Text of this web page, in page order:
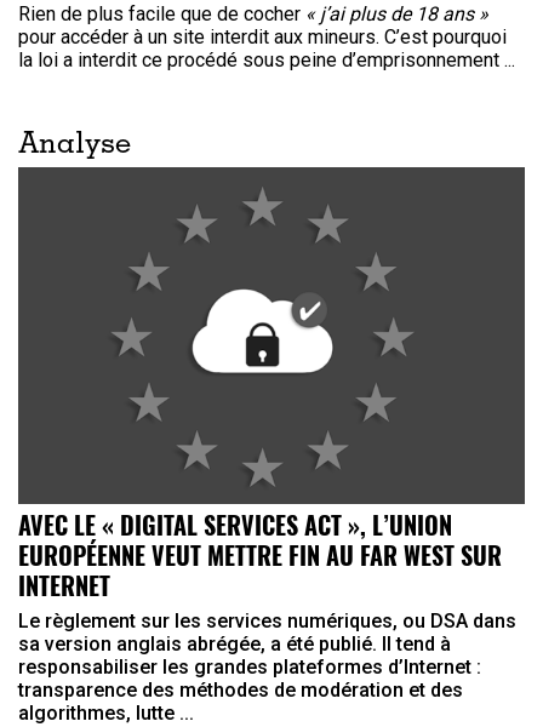
Rien de plus facile que de cocher « j’ai plus de 18 ans »
pour accéder à un site interdit aux mineurs. C’est pourquoi
la loi a interdit ce procédé sous peine d’emprisonnement ...
Analyse
AVEC LE « DIGITAL SERVICES ACT », L’UNION
EUROPÉENNE VEUT METTRE FIN AU FAR WEST SUR
INTERNET
Le règlement sur les services numériques, ou DSA dans
sa version anglais abrégée, a été publié. Il tend à
responsabiliser les grandes plateformes d’Internet :
transparence des méthodes de modération et des
algorithmes, lutte ...